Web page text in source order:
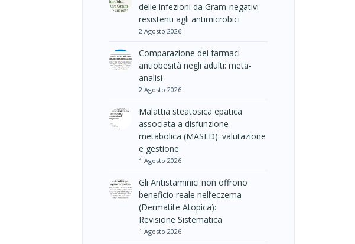
delle infezioni da Gram-negativi
resistenti agli antimicrobici
2 Agosto 2026
Comparazione dei farmaci
antiobesità negli adulti: meta-
analisi
2 Agosto 2026
Malattia steatosica epatica
associata a disfunzione
metabolica (MASLD): valutazione
e gestione
1 Agosto 2026
Gli Antistaminici non offrono
beneficio reale nell’eczema
(Dermatite Atopica):
Revisione Sistematica
1 Agosto 2026